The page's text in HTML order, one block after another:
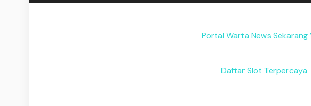
Portal Warta News Sekarang
Daftar Slot Terpercaya